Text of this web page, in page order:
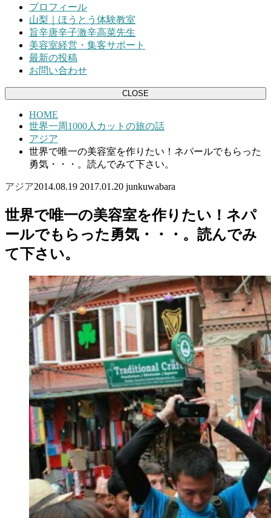
プロフィール
山梨｜ほうとう体験教室
旨辛唐辛子激辛高菜先生
美容室経営・集客サポート
最新の投稿
お問い合わせ
CLOSE
HOME
世界一周1000人カットの旅の話
アジア
世界で唯一の美容室を作りたい！ネパールでもらった
勇気・・・。読んでみて下さい。
アジア2014.08.19 2017.01.20 junkuwabara
世界で唯一の美容室を作りたい！ネパ
ールでもらった勇気・・・。読んでみ
て下さい。